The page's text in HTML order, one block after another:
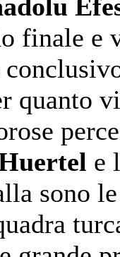
finale e
quanto
e
sono